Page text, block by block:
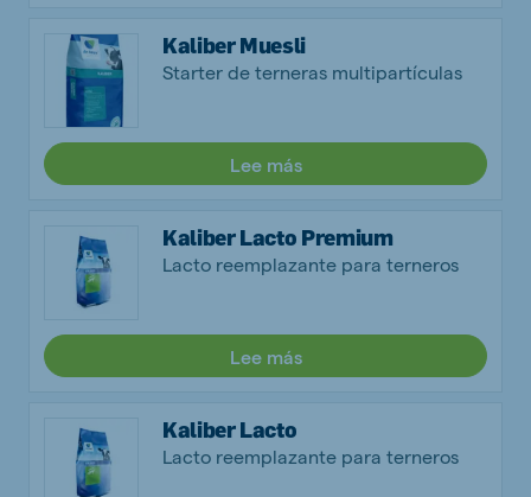
Kaliber Muesli
Starter de terneras multipartículas
Lee más
Kaliber Lacto Premium
Lacto reemplazante para terneros
Lee más
Kaliber Lacto
Lacto reemplazante para terneros